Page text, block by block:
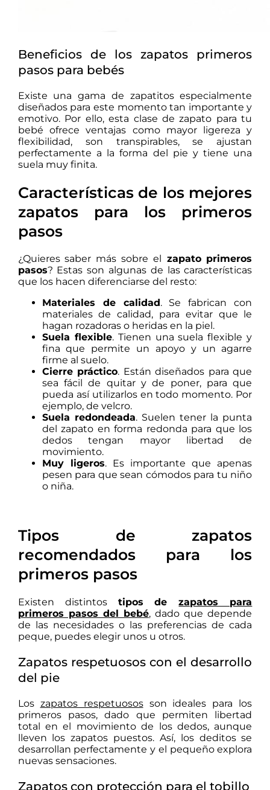
Beneficios de los zapatos primeros
pasos para bebés
Existe una gama de zapatitos especialmente
diseñados para este momento tan importante y
emotivo. Por ello, esta clase de zapato para tu
bebé ofrece ventajas como mayor ligereza y
flexibilidad, son transpirables, se ajustan
perfectamente a la forma del pie y tiene una
suela muy finita.
Características de los mejores
zapatos para los primeros
pasos
¿Quieres saber más sobre el
zapato primeros
pasos? Estas son algunas de las características
que los hacen diferenciarse del resto:
Materiales de calidad. Se fabrican con
materiales de calidad, para evitar que le
hagan rozadoras o heridas en la piel.
Suela flexible. Tienen una suela flexible y
fina que permite un apoyo y un agarre
firme al suelo.
Cierre práctico. Están diseñados para que
sea fácil de quitar y de poner, para que
pueda así utilizarlos en todo momento. Por
ejemplo, de velcro.
Suela redondeada. Suelen tener la punta
del zapato en forma redonda para que los
dedos tengan mayor libertad de
movimiento.
Muy ligeros. Es importante que apenas
pesen para que sean cómodos para tu niño
o niña.
Tipos de zapatos
recomendados para los
primeros pasos
Existen distintos tipos dezapatos para
primeros pasos del bebé, dado que depende
de las necesidades o las preferencias de cada
peque, puedes elegir unos u otros.
Zapatos respetuosos con el desarrollo
del pie
Los zapatos respetuososson ideales para los
primeros pasos, dado que permiten libertad
total en el movimiento de los dedos, aunque
lleven los zapatos puestos. Así, los deditos se
desarrollan perfectamente y el pequeño explora
nuevas sensaciones.
Zapatos con protección para el tobillo